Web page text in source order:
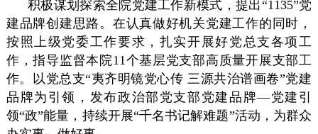
积极谋划探索全院党建工作新模式，提出“1135”党
建品牌创建思路。在认真做好机关党建工作的同时，
按照上级党委工作要求，扎实开展好党总支各项工
作，指导监督本院11个基层党支部高质量开展支部工
作。以党总支“夷齐明镜党心传 三源共治谱画卷”党建
品牌为引领，发布政治部党支部党建品牌—党建引
领“政”能量，持续开展“千名书记解难题”活动，为群众